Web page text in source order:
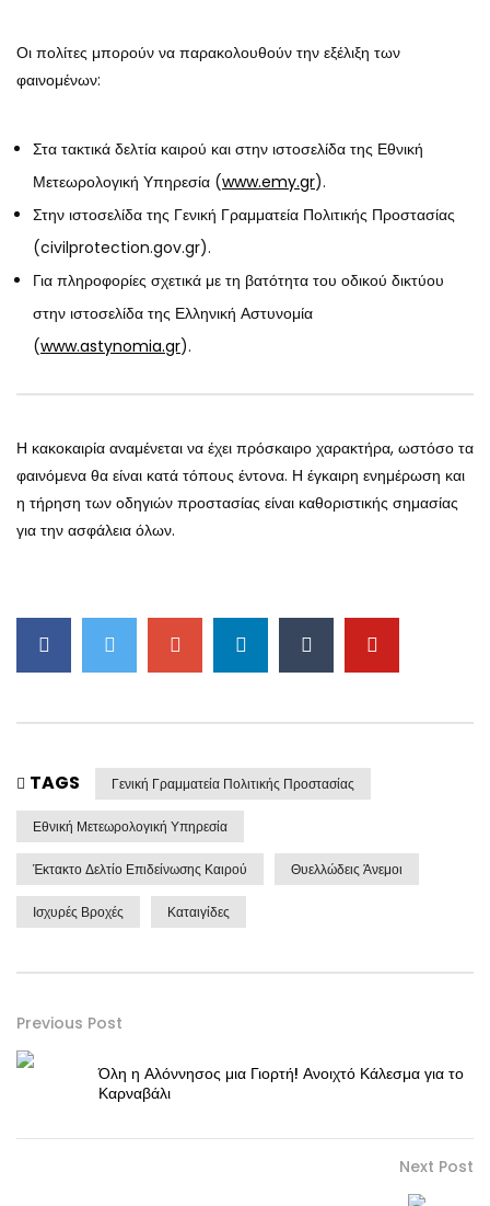
Οι πολίτες μπορούν να παρακολουθούν την εξέλιξη των
φαινομένων:
Στα τακτικά δελτία καιρού και στην ιστοσελίδα της Εθνική
Μετεωρολογική Υπηρεσία (www.emy.gr).
Στην ιστοσελίδα της Γενική Γραμματεία Πολιτικής Προστασίας
(civilprotection.gov.gr).
Για πληροφορίες σχετικά με τη βατότητα του οδικού δικτύου
στην ιστοσελίδα της Ελληνική Αστυνομία
(www.astynomia.gr).
Η κακοκαιρία αναμένεται να έχει πρόσκαιρο χαρακτήρα, ωστόσο τα
φαινόμενα θα είναι κατά τόπους έντονα. Η έγκαιρη ενημέρωση και
η τήρηση των οδηγιών προστασίας είναι καθοριστικής σημασίας
για την ασφάλεια όλων.
TAGS Γενική Γραμματεία Πολιτικής Προστασίας
Εθνική Μετεωρολογική Υπηρεσία
Έκτακτο Δελτίο Επιδείνωσης Καιρού Θυελλώδεις Άνεμοι
Ισχυρές Βροχές Καταιγίδες
Previous Post
Όλη η Αλόννησος μια Γιορτή! Ανοιχτό Κάλεσμα για το
Καρναβάλι
Next Post